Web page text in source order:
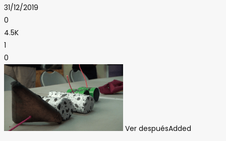
31/12/2019
0
4.5K
1
0
Ver despuésAdded